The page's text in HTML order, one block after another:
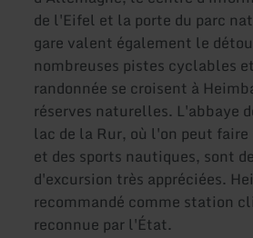
de l'Eifel et la porte du parc
gare valent également le
nombreuses pistes cyclables
randonnée se croisent à
réserves naturelles. L'abbaye
lac de la Rur, où l'on peut
et des sports nautiques, sont
d'excursion très appréciées.
recommandé comme station
reconnue par l'État.